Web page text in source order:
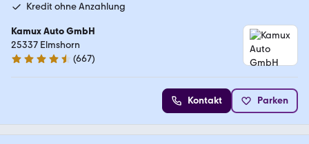
Kredit ohne Anzahlung
Kamux Auto GmbH
25337 Elmshorn
4.5 Sterne
(667)
Kontakt Parken